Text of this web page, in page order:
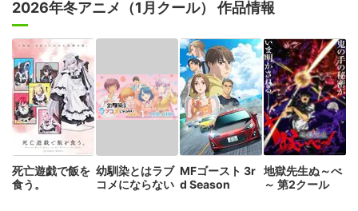
2026年冬アニメ（1月クール） 作品情報
死亡遊戯で飯を
食う。
幼馴染とはラブ
コメにならない
MFゴースト 3r
d Season
地獄先生ぬ～べ
～ 第2クール